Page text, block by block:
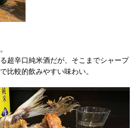
超辛口純米酒だが、そこまでシャープ
比較的飲みやすい味わい。